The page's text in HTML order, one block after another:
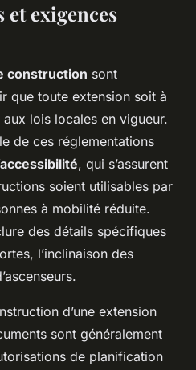
et exigences
construction sont
que toute extension soit à
lois locales en vigueur.
de ces réglementations
, qui s’assurent
soient utilisables par
à mobilité réduite.
des détails spécifiques
l’inclinaison des
d’une extension
sont généralement
de planification